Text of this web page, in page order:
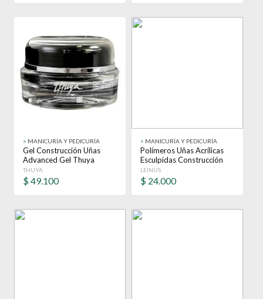
> MANICURÍA Y PEDICURÍA
Gel Construcción Uñas
Advanced Gel Thuya
Manicuría
THUYA
$49.100
> MANICURÍA Y PEDICURÍA
Polímeros Uñas Acrílicas
Esculpidas Construcción
Uñas X 4
LEINUS
$ 24.000